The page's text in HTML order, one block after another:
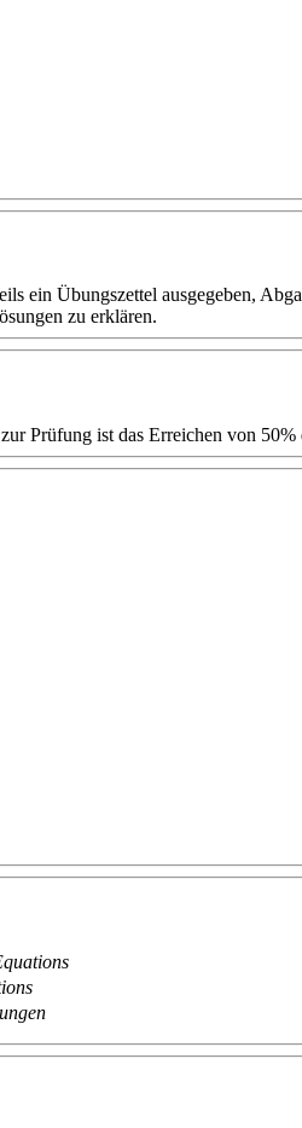
ein Übungszettel ausgegeben,
zu erklären.
Prüfung ist das Erreichen von